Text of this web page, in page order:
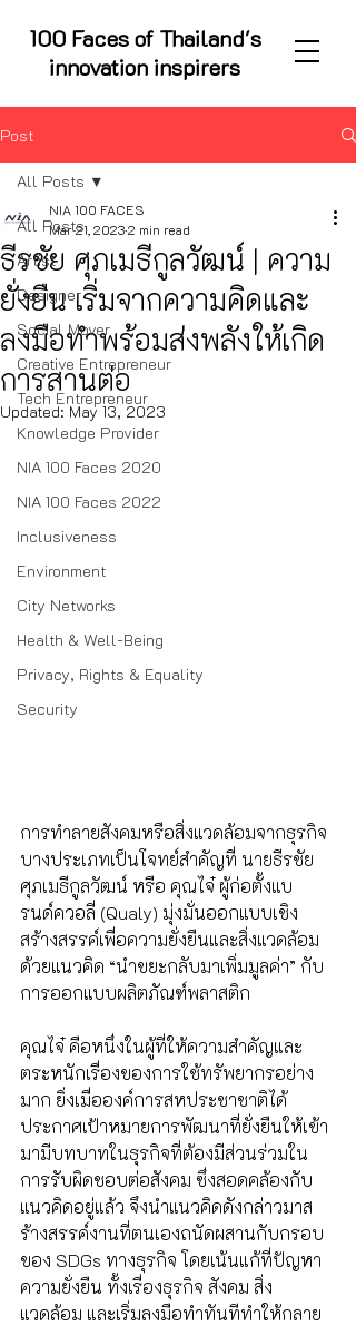
100 Faces of Thailand's
innovation inspirers
Post
All Posts
Artist
Designer
Social Mover
Creative Entrepreneur
Tech Entrepreneur
Knowledge Provider
NIA 100 Faces 2020
NIA 100 Faces 2022
Inclusiveness
Environment
City Networks
Health & Well-Being
Privacy, Rights & Equality
Security
All Posts
ธีรชัย ศุภเมธีกูลวัฒน์ | ความ
ยั่งยืน เริ่มจากความคิดและ
ลงมือทำพร้อมส่งพลังให้เกิด
การสานต่อ
NIA 100 FACES
Mar 21, 20232 min read
Updated:May 13, 2023
การทำลายสังคมหรือสิ่งแวดล้อมจากธุรกิจ
บางประเภทเป็นโจทย์สำคัญที่ นายธีรชัย
ศุภเมธีกูลวัฒน์ หรือ คุณไจ๋ ผู้ก่อตั้งแบ
รนด์ควอลี่ (Qualy) มุ่งมั่นออกแบบเชิง
สร้างสรรค์เพื่อความยั่งยืนและสิ่งแวดล้อม
ด้วยแนวคิด “นำขยะกลับมาเพิ่มมูลค่า” กับ
การออกแบบผลิตภัณฑ์พลาสติก
คุณไจ๋ คือหนึ่งในผู้ที่ให้ความสำคัญและ
ตระหนักเรื่องของการใช้ทรัพยากรอย่าง
มาก ยิ่งเมื่อองค์การสหประชาชาติได้
ประกาศเป้าหมายการพัฒนาที่ยั่งยืนให้เข้า
มามีบทบาทในธุรกิจที่ต้องมีส่วนร่วมใน
การรับผิดชอบต่อสังคม ซึ่งสอดคล้องกับ
แนวคิดอยู่แล้ว จึงนำแนวคิดดังกล่าวมาส
ร้างสรรค์งานที่ตนเองถนัดผสานกับกรอบ
ของ SDGs ทางธุรกิจ โดยเน้นแก้ที่ปัญหา
ความยั่งยืน ทั้งเรื่องธุรกิจ สังคม สิ่ง
แวดล้อม และเริ่มลงมือทำทันทีทำให้กลาย